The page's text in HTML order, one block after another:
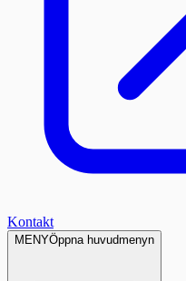
Kontakt
MENYÖppna huvudmenyn